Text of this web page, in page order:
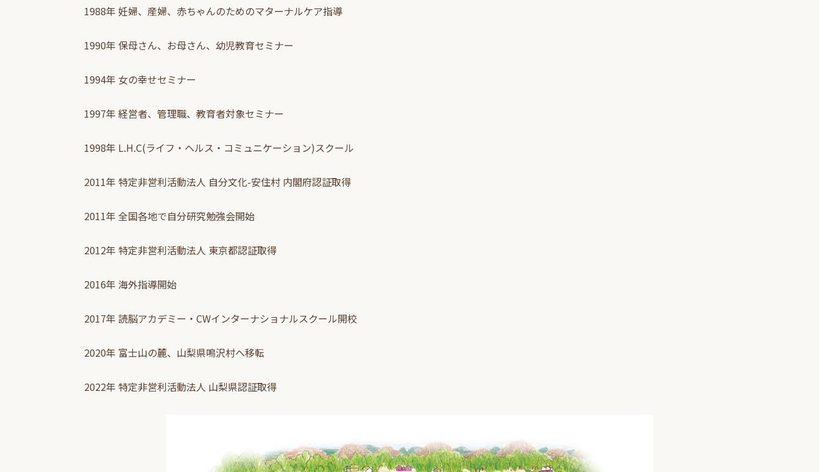
1988年 妊婦、産婦、赤ちゃんのためのマターナルケア指導
1990年 保母さん、お母さん、幼児教育セミナー
1994年 女の幸せセミナー
1997年 経営者、管理職、教育者対象セミナー
1998年 L.H.C(ライフ・ヘルス・コミュニケーション)スクール
2011年 特定非営利活動法人 自分文化-安住村 内閣府認証取得
2011年 全国各地で自分研究勉強会開始
2012年 特定非営利活動法人 東京都認証取得
2016年 海外指導開始
2017年 読脳アカデミー・CWインターナショナルスクール開校
2020年 富士山の麓、山梨県鳴沢村へ移転
2022年 特定非営利活動法人 山梨県認証取得